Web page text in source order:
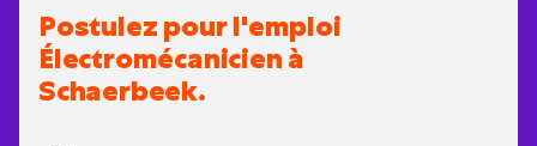
Postulez pour l'emploi
Électromécanicien à
Schaerbeek.